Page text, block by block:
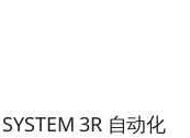
3R 自动化